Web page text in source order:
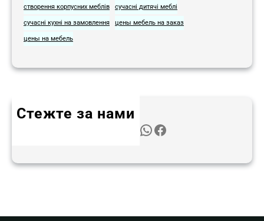
створення корпусних меблів сучасні дитячі меблі
сучасні кухні на замовлення цены мебель на заказ
цены на мебель
Стежте за нами
WhatsApp Facebook